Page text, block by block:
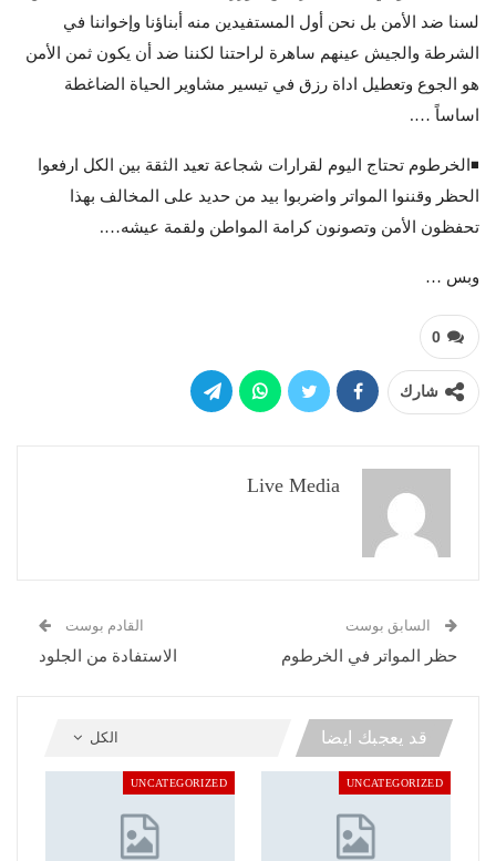
لسنا ضد الأمن بل نحن أول المستفيدين منه أبناؤنا وإخواننا في
الشرطة والجيش عينهم ساهرة لراحتنا لكننا ضد أن يكون ثمن الأمن
هو الجوع وتعطيل اداة رزق في تيسير مشاوير الحياة الضاغطة
اساساً ….
◾️الخرطوم تحتاج اليوم لقرارات شجاعة تعيد الثقة بين الكل ارفعوا
الحظر وقننوا المواتر واضربوا بيد من حديد على المخالف بهذا
تحفظون الأمن وتصونون كرامة المواطن ولقمة عيشه….
وبس …
0
شارك
Live Media
السابق بوست
حظر المواتر في الخرطوم
القادم بوست
الاستفادة من الجلود
الكل قد يعجبك ايضا
UNCATEGORIZED
UNCATEGORIZED